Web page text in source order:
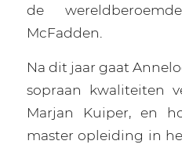
de
McFadden.
Na dit jaar gaat
sopraan kwaliteiten
Marjan Kuiper, en
master opleiding in